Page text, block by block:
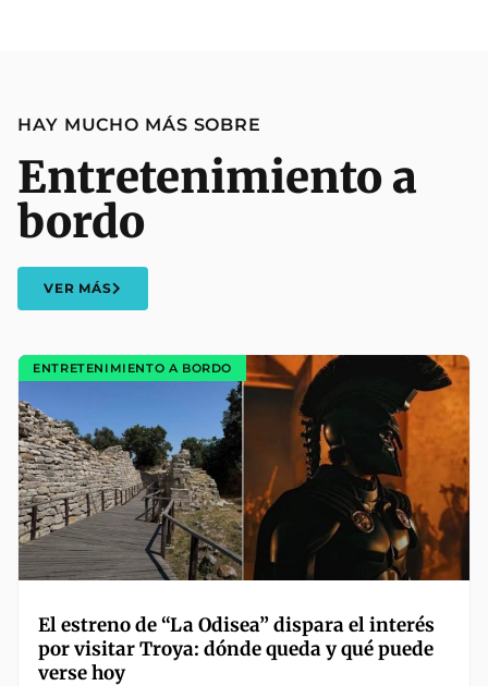
HAY MUCHO MÁS SOBRE
Entretenimiento a
bordo
VER MÁS
ENTRETENIMIENTO A BORDO
El estreno de “La Odisea” dispara el interés
por visitar Troya: dónde queda y qué puede
verse hoy